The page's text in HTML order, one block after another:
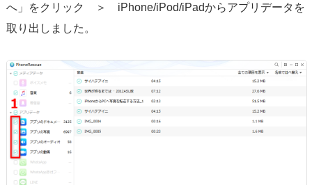
へ」をクリック ＞ iPhone/iPod/iPadからアプリデータを
取り出しました。